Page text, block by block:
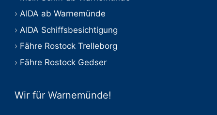
AIDA ab Warnemünde
AIDA Schiffsbesichtigung
Fähre Rostock Trelleborg
Fähre Rostock Gedser
Wir für Warnemünde!